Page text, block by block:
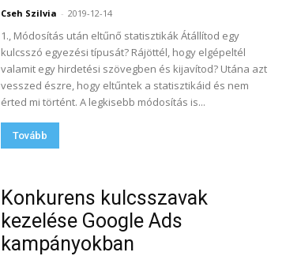
Cseh Szilvia - 2019-12-14
1., Módosítás után eltűnő statisztikák Átállítod egy
kulcsszó egyezési típusát? Rájöttél, hogy elgépeltél
valamit egy hirdetési szövegben és kijavítod? Utána azt
vesszed észre, hogy eltűntek a statisztikáid és nem
érted mi történt. A legkisebb módosítás is...
Tovább
Konkurens kulcsszavak
kezelése Google Ads
kampányokban